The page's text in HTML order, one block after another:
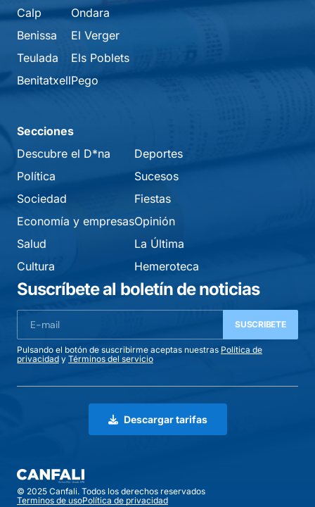
Calp
Benissa
Teulada
Benitatxell
Ondara
El Verger
Els Poblets
Pego
Secciones
Descubre el D*na
Política
Sociedad
Economía y empresas
Salud
Cultura
Deportes
Sucesos
Fiestas
Opinión
La Última
Hemeroteca
Suscríbete al boletín de noticias
SUSCRIBETE
Pulsando el botón de suscribirme aceptas nuestras Política de
privacidad y Términos del servicio
Descargar tarifas
© 2025 Canfali. Todos los derechos reservados
Terminos de usoPolítica de privacidad